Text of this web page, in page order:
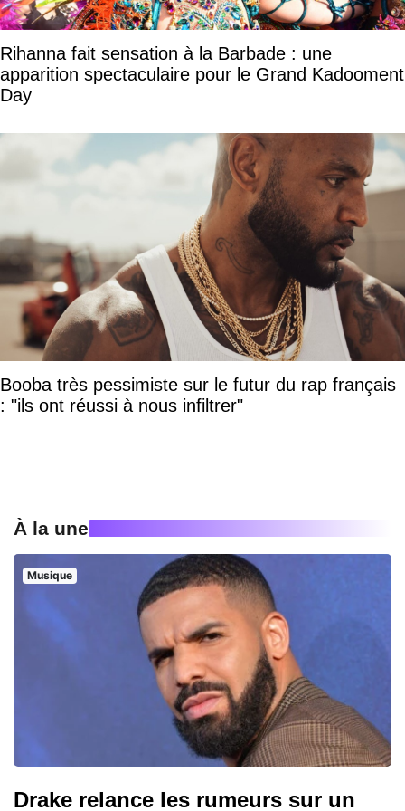
Rihanna fait sensation à la Barbade : une
apparition spectaculaire pour le Grand Kadooment
Day
Booba très pessimiste sur le futur du rap français
: "ils ont réussi à nous infiltrer"
À la une
Musique
Drake relance les rumeurs sur un